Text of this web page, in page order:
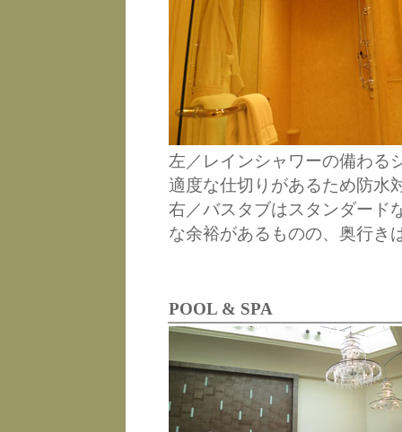
左／レインシャワーの備わる
適度な仕切りがあるため防水
右／バスタブはスタンダード
な余裕があるものの、奥行き
POOL & SPA